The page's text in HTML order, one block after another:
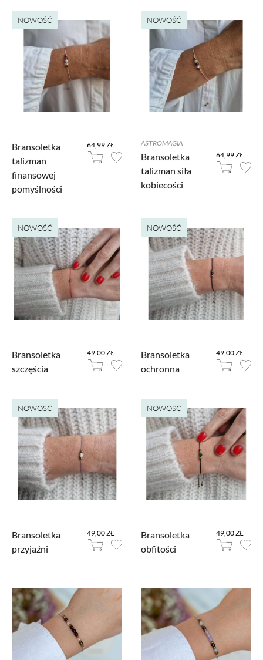
NOWOŚĆ
Bransoletka
talizman
finansowej
pomyślności
64,99 ZŁ
NOWOŚĆ
ASTROMAGIA
Bransoletka
talizman siła
kobiecości
64,99 ZŁ
NOWOŚĆ
Bransoletka
szczęścia
49,00 ZŁ
NOWOŚĆ
Bransoletka
ochronna
49,00 ZŁ
NOWOŚĆ
Bransoletka
przyjaźni
49,00 ZŁ
NOWOŚĆ
Bransoletka
obfitości
49,00 ZŁ